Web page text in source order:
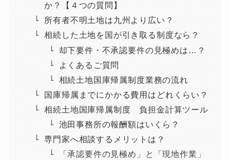
か？【４つの質問】
所有者不明土地は九州より広い？
相続した土地を国が引き取る制度なら？
却下要件・不承認要件の見極めは…？
よくあるご質問
相続土地国庫帰属制度業務の流れ
国庫帰属までにかかる費用はどれくらい？
相続土地国庫帰属制度 負担金計算ツール
池田事務所の報酬額はいくら？
専門家へ相談するメリットは？
「承認要件の見極め」と「現地作業」